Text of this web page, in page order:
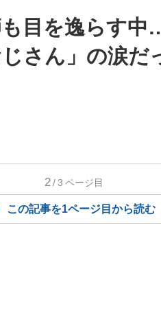
もっ
目を逸らす
さん」の涙だ
2/3 ページ目
この記事を1ページ目から読む